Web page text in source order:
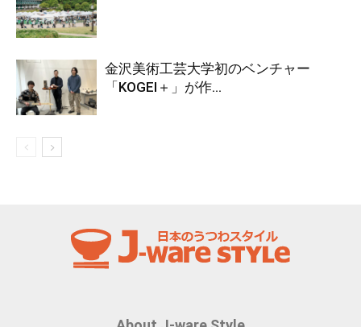
金沢美術工芸大学初のベンチャー
「KOGEI＋」が作...